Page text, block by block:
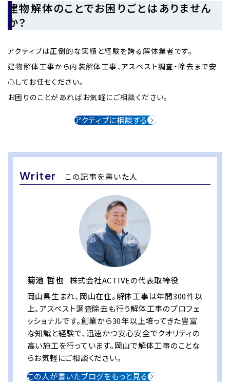
建物解体のことでお困りごとはありません
か？
アクティブは圧倒的な実績と経験を誇る解体業者です。
建物解体工事から内装解体工事、アスベスト調査・除去まで安
心してお任せください。
お困りのことがあればお気軽にご相談ください。
アクティブに相談する
Writer この記事を書いた人
菊池 哲也 株式会社ACTIVEの代表取締役
岡山県生まれ、岡山在住。解体工事は年間300件以
上、アスベスト調査除去も行う解体工事のプロフェ
ッショナルです。創業から30年以上培ってきた豊富
な知識と経験で、迅速かつ安心安全でクオリティの
高い施工を行っています。岡山で解体工事のことな
らお気軽にご相談ください。
この人が書いたブログをもっと見る